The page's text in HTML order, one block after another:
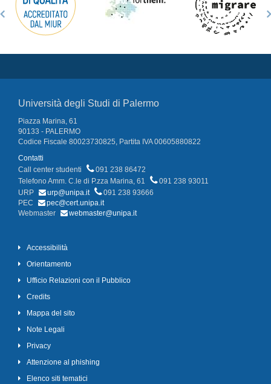
Università degli Studi di Palermo
Piazza Marina, 61
90133 - PALERMO
Codice Fiscale 80023730825, Partita IVA 00605880822
Contatti
Call center studenti
091 238 86472
Telefono Amm. C.le di P.zza Marina, 61
091 238 93011
URP
urp@unipa.it
091 238 93666
PEC
pec@cert.unipa.it
Webmaster
webmaster@unipa.it
Accessibilità
Orientamento
Ufficio Relazioni con il Pubblico
Credits
Mappa del sito
Note Legali
Privacy
Attenzione al phishing
Elenco siti tematici